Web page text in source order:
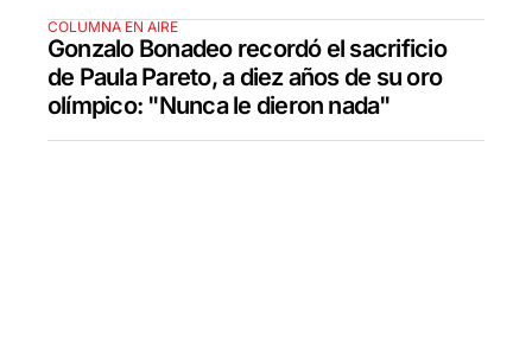
COLUMNA EN AIRE
Gonzalo Bonadeo recordó el sacrificio
de Paula Pareto, a diez años de su oro
olímpico: "Nunca le dieron nada"